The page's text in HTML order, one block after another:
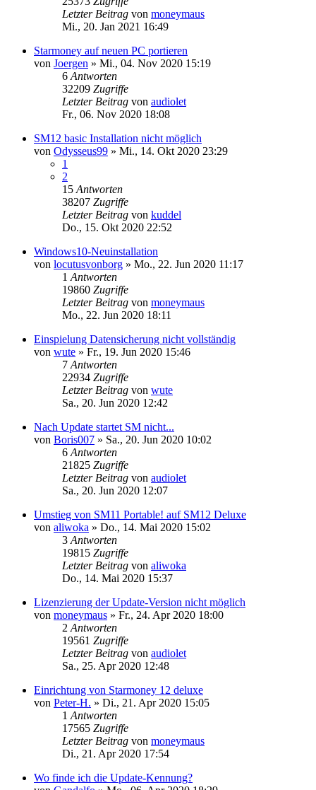
Letzter Beitrag von moneymaus
Mi., 20. Jan 2021 16:49
Starmoney auf neuen PC portieren
von Joergen » Mi., 04. Nov 2020 15:19
6 Antworten
32209 Zugriffe
Letzter Beitrag von audiolet
Fr., 06. Nov 2020 18:08
SM12 basic Installation nicht möglich
von Odysseus99 » Mi., 14. Okt 2020 23:29
1
2
15 Antworten
38207 Zugriffe
Letzter Beitrag von kuddel
Do., 15. Okt 2020 22:52
Windows10-Neuinstallation
von locutusvonborg » Mo., 22. Jun 2020 11:17
1 Antworten
19860 Zugriffe
Letzter Beitrag von moneymaus
Mo., 22. Jun 2020 18:11
Einspielung Datensicherung nicht vollständig
von wute » Fr., 19. Jun 2020 15:46
7 Antworten
22934 Zugriffe
Letzter Beitrag von wute
Sa., 20. Jun 2020 12:42
Nach Update startet SM nicht...
von Boris007 » Sa., 20. Jun 2020 10:02
6 Antworten
21825 Zugriffe
Letzter Beitrag von audiolet
Sa., 20. Jun 2020 12:07
Umstieg von SM11 Portable! auf SM12 Deluxe
von aliwoka » Do., 14. Mai 2020 15:02
3 Antworten
19815 Zugriffe
Letzter Beitrag von aliwoka
Do., 14. Mai 2020 15:37
Lizenzierung der Update-Version nicht möglich
von moneymaus » Fr., 24. Apr 2020 18:00
2 Antworten
19561 Zugriffe
Letzter Beitrag von audiolet
Sa., 25. Apr 2020 12:48
Einrichtung von Starmoney 12 deluxe
von Peter-H. » Di., 21. Apr 2020 15:05
1 Antworten
17565 Zugriffe
Letzter Beitrag von moneymaus
Di., 21. Apr 2020 17:54
Wo finde ich die Update-Kennung?